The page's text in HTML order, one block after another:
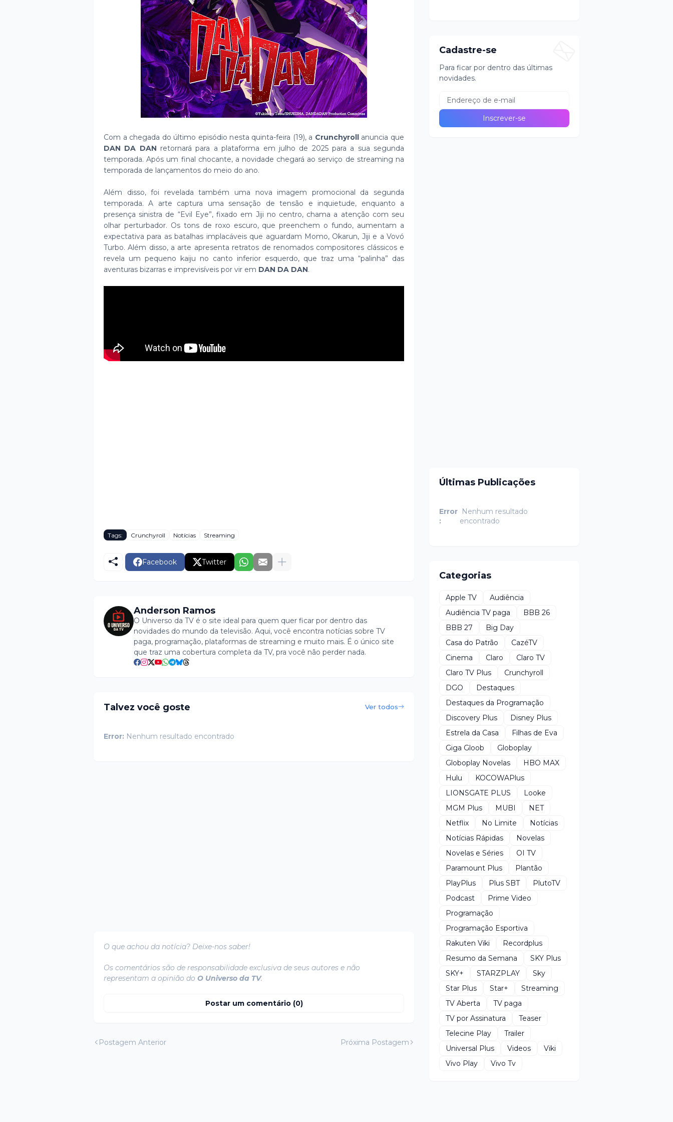
Com a chegada do último episódio nesta quinta-feira (19), a Crunchyroll anuncia que
DAN DA DAN retornará para a plataforma em julho de 2025 para a sua segunda
temporada. Após um final chocante, a novidade chegará ao serviço de streaming na
temporada de lançamentos do meio do ano.
Além disso, foi revelada também uma nova imagem promocional da segunda
temporada. A arte captura uma sensação de tensão e inquietude, enquanto a
presença sinistra de “Evil Eye”, fixado em Jiji no centro, chama a atenção com seu
olhar perturbador. Os tons de roxo escuro, que preenchem o fundo, aumentam a
expectativa para as batalhas implacáveis que aguardam Momo, Okarun, Jiji e a Vovó
Turbo. Além disso, a arte apresenta retratos de renomados compositores clássicos e
revela um pequeno kaiju no canto inferior esquerdo, que traz uma “palinha” das
aventuras bizarras e imprevisíveis por vir em DAN DA DAN.
Tags: Crunchyroll Notícias Streaming
Facebook Twitter
Anderson Ramos
O Universo da TV é o site ideal para quem quer ficar por dentro das
novidades do mundo da televisão. Aqui, você encontra notícias sobre TV
paga, programação, plataformas de streaming e muito mais. É o único site
que traz uma cobertura completa da TV, pra você não perder nada.
Talvez você goste Ver todos
Error: Nenhum resultado encontrado
O que achou da notícia? Deixe-nos saber!
Os comentários são de responsabilidade exclusiva de seus autores e não
representam a opinião do O Universo da TV.
Postar um comentário (0)
Postagem Anterior Próxima Postagem
Cadastre-se
Para ficar por dentro das últimas
novidades.
Últimas Publicações
Error
:
Nenhum resultado
encontrado
Categorias
Apple TV
Audiência
Audiência TV paga
BBB 26
BBB 27
Big Day
Casa do Patrão
CazéTV
Cinema
Claro
Claro TV
Claro TV Plus
Crunchyroll
DGO
Destaques
Destaques da Programação
Discovery Plus
Disney Plus
Estrela da Casa
Filhas de Eva
Giga Gloob
Globoplay
Globoplay Novelas
HBO MAX
Hulu
KOCOWAPlus
LIONSGATE PLUS
Looke
MGM Plus
MUBI
NET
Netflix
No Limite
Notícias
Notícias Rápidas
Novelas
Novelas e Séries
OI TV
Paramount Plus
Plantão
PlayPlus
Plus SBT
PlutoTV
Podcast
Prime Video
Programação
Programação Esportiva
Rakuten Viki
Recordplus
Resumo da Semana
SKY Plus
SKY+
STARZPLAY
Sky
Star Plus
Star+
Streaming
TV Aberta
TV paga
TV por Assinatura
Teaser
Telecine Play
Trailer
Universal Plus
Videos
Viki
Vivo Play
Vivo Tv